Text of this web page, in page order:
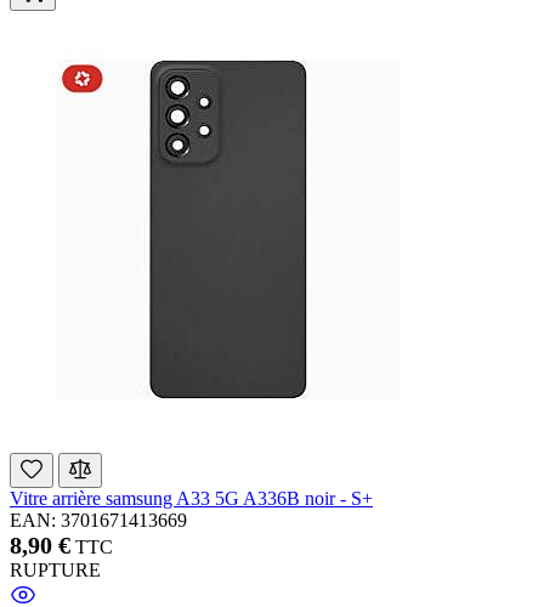
Vitre arrière samsung A33 5G A336B noir - S+
EAN: 3701671413669
8,90 € TTC
RUPTURE